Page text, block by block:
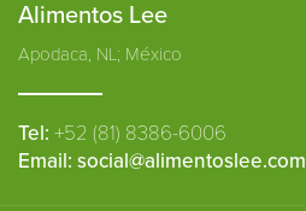
Alimentos Lee
Apodaca, NL; México
Tel: +52 (81) 8386-6006
Email: social@alimentoslee.com